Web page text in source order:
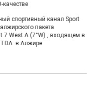
спортивный канал Sport
пакета
7 West A (7°W) , входящем в
TDA в Алжире.